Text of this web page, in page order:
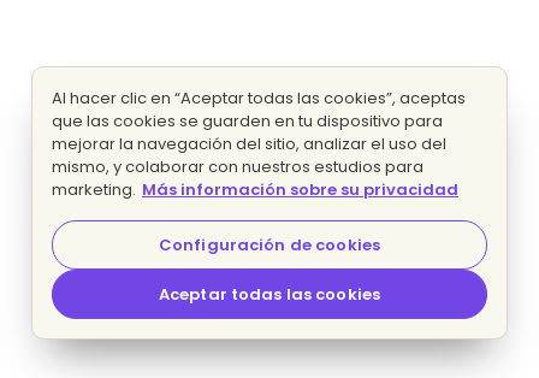
Al hacer clic en “Aceptar todas las cookies”, aceptas
que las cookies se guarden en tu dispositivo para
mejorar la navegación del sitio, analizar el uso del
mismo, y colaborar con nuestros estudios para
marketing. Más información sobre su privacidad
Configuración de cookies
Aceptar todas las cookies